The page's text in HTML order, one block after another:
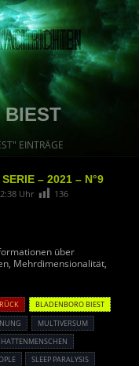
BIEST
EINTRÄGE
– 2021 – N°9
Uhr 136
über
Mehrdimensionalität,
BLADENBORO BIEST
MULTIVERSUM
SLEEP PARALYSIS